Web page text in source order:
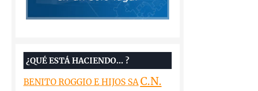
¿QUÉ ESTÁ HACIENDO… ?
BENITO ROGGIO E HIJOS SAC.N.